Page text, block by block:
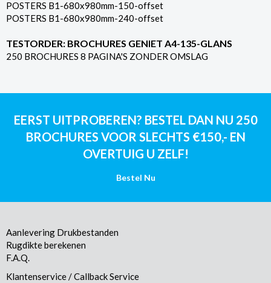
POSTERS B1-680x980mm-150-offset
POSTERS B1-680x980mm-240-offset
TESTORDER: BROCHURES GENIET A4-135-GLANS
250 BROCHURES 8 PAGINA'S ZONDER OMSLAG
EERST UITPROBEREN? BESTEL DAN NU 250
BROCHURES VOOR SLECHTS €150,- EN
OVERTUIG U ZELF!
Bestel Nu
Aanlevering Drukbestanden
Rugdikte berekenen
F.A.Q.
Klantenservice / Callback Service